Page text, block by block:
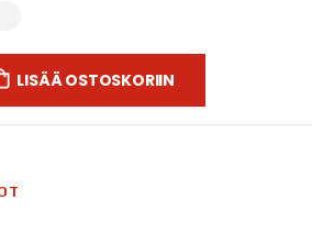
LISÄÄ OSTOSKORIIN